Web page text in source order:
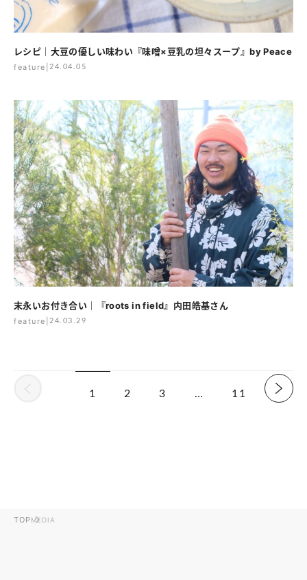
TOPMEDIA
レシピ｜大豆の優しい味わい『味噌×豆乳の坦々スープ』by Peace
feature 24.04.05
末永いお付き合い｜『roots in field』内田皓基さん
feature 24.03.29
1 2 3 … 11